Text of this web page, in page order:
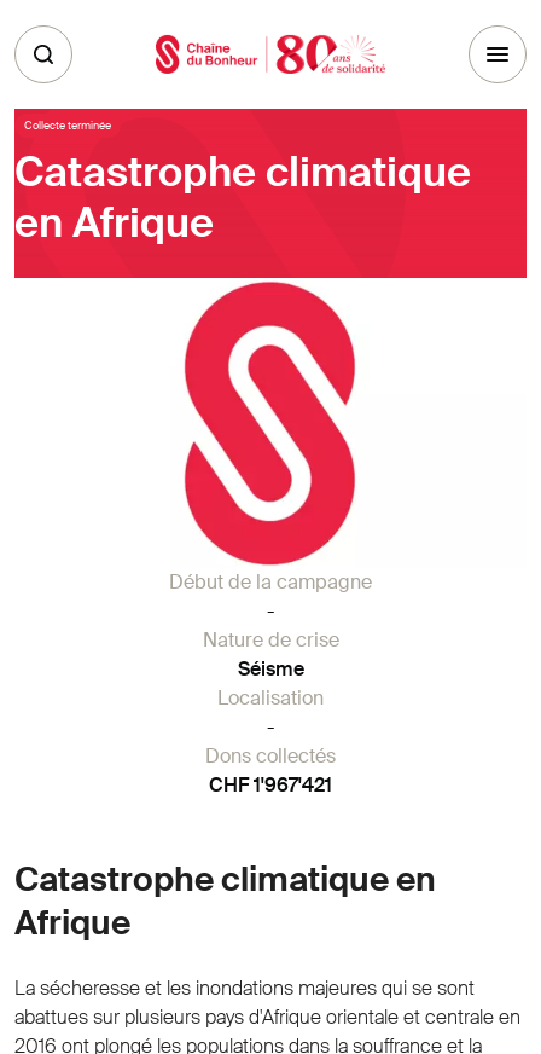
Collecte terminée
Catastrophe climatique
en Afrique
Début de la campagne
-
Nature de crise
Séisme
Localisation
-
Dons collectés
CHF 1'967'421
Catastrophe climatique en
Afrique
La sécheresse et les inondations majeures qui se sont
abattues sur plusieurs pays d'Afrique orientale et centrale en
2016 ont plongé les populations dans la souffrance et la